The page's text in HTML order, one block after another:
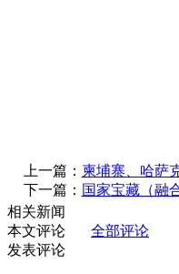
上一篇： 柬埔寨、哈萨
下一篇： 国家宝藏（融
相关新闻
本文评论
全部评论
发表评论